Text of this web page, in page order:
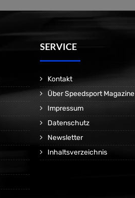
SERVICE
Kontakt
Über Speedsport Magazine
Impressum
Datenschutz
Newsletter
Inhaltsverzeichnis